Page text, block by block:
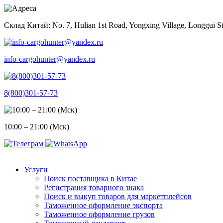
Skip
content
Склад Китай: No. 7, Hulian 1st Road, Yongxing Village, Longgui
info-cargohunter@yandex.ru
8(800)301-57-73
10:00 – 21:00 (Мск)
Услуги
Поиск поставщика в Китае
Регистрация товарного знака
Поиск и выкуп товаров для маркетплейсов
Таможенное оформление экспорта
Таможенное оформление грузов